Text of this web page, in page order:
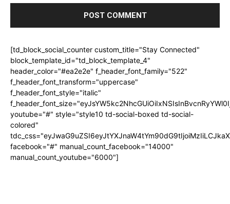
[td_block_social_counter custom_title="Stay Connected"
block_template_id="td_block_template_4"
header_color="#ea2e2e" f_header_font_family="522"
f_header_font_transform="uppercase"
f_header_font_style="italic"
youtube="#" style="style10 td-social-boxed td-social-
colored"
facebook="#" manual_count_facebook="14000"
manual_count_youtube="6000"]